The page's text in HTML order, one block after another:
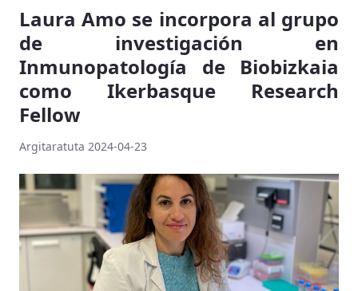
Laura Amo se incorpora al grupo
de investigación en
Inmunopatología de Biobizkaia
como Ikerbasque Research
Fellow
Argitaratuta 2024-04-23